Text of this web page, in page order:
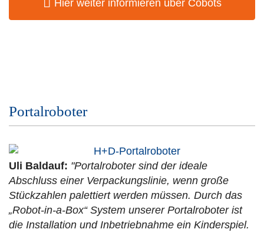
Hier weiter informieren über Cobots
Portalroboter
Uli Baldauf: "Portalroboter sind der ideale
Abschluss einer Verpackungslinie, wenn große
Stückzahlen palettiert werden müssen. Durch das
„Robot-in-a-Box“ System unserer Portalroboter ist
die Installation und Inbetriebnahme ein Kinderspiel.